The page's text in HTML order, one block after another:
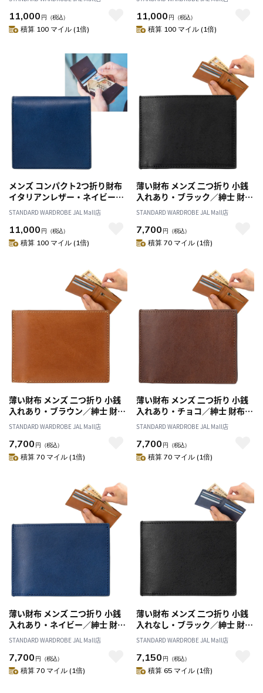
ット 二つ折り財布 スマート 革
本革 レザー 春財布 クリスマス
父の日 誕生日 プレゼント
11,000 円 （税込）
積算 100 マイル (1倍)
レット 二つ折り財布 スマート
革 本革 レザー 春財布 クリスマ
ス 父の日 誕生日 プレゼント
11,000 円 （税込）
積算 100 マイル (1倍)
メンズ コンパクト2つ折り財布
イタリアンレザー・ネイビー／
財布 紳士 薄型 コンパクトウォ
レット 二つ折り財布 スマート
革 本革 レザー 春財布 クリスマ
ス 父の日 誕生日 プレゼント
STANDARD WARDROBE JAL Mall店
11,000 円 （税込）
積算 100 マイル (1倍)
薄い財布 メンズ 二つ折り 小銭
入れあり・ブラック／紳士 財布
折り財布 小銭入れ スマート ス
リム 薄型 革 本革 イタリアン レ
ザー 春財布 父の日 クリスマス
誕生日 プレゼント ギフト
STANDARD WARDROBE JAL Mall店
7,700 円 （税込）
積算 70 マイル (1倍)
薄い財布 メンズ 二つ折り 小銭
入れあり・ブラウン／紳士 財布
折り財布 小銭入れ スマート ス
リム 薄型 革 本革 イタリアン レ
ザー 春財布 父の日 クリスマス
誕生日 プレゼント ギフト
STANDARD WARDROBE JAL Mall店
7,700 円 （税込）
積算 70 マイル (1倍)
薄い財布 メンズ 二つ折り 小銭
入れあり・チョコ／紳士 財布
折り財布 小銭入れ スマート ス
リム 薄型 革 本革 イタリアン レ
ザー 春財布 父の日 クリスマス
誕生日 プレゼント ギフト
STANDARD WARDROBE JAL Mall店
7,700 円 （税込）
積算 70 マイル (1倍)
薄い財布 メンズ 二つ折り 小銭
入れあり・ネイビー／紳士 財布
折り財布 小銭入れ スマート ス
リム 薄型 革 本革 イタリアン レ
ザー 春財布 父の日 クリスマス
誕生日 プレゼント ギフト
STANDARD WARDROBE JAL Mall店
7,700 円 （税込）
積算 70 マイル (1倍)
薄い財布 メンズ 二つ折り 小銭
入れなし・ブラック／紳士 財布
折り財布 札入れ スマート スリ
ム 薄型 革 本革 イタリアン レザ
ー 春財布 父の日 クリスマス 誕
生日 プレゼント ギフト
STANDARD WARDROBE JAL Mall店
7,150 円 （税込）
積算 65 マイル (1倍)